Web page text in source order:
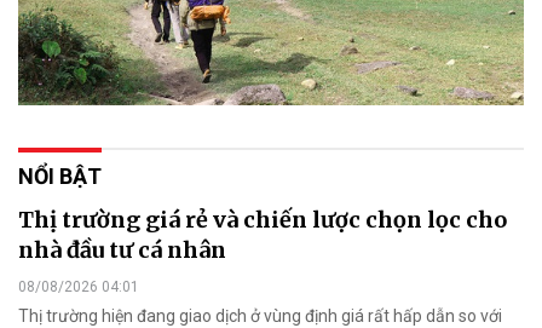
NỔI BẬT
Thị trường giá rẻ và chiến lược chọn lọc cho
nhà đầu tư cá nhân
08/08/2026 04:01
Thị trường hiện đang giao dịch ở vùng định giá rất hấp dẫn so với